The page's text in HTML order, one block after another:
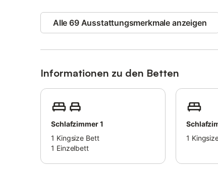
Alle 69 Ausstattungsmerkmale anzeigen
Informationen zu den Betten
Schlafzimmer 1
1 Kingsize Bett
1 Einzelbett
1